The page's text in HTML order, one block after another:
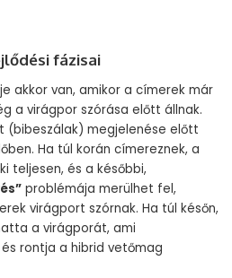
fázisai
akkor van, amikor a címerek már
a virágpor szórása előtt állnak.
(bibeszálak) megjelenése előtt
Ha túl korán címereznek, a
teljesen, és a későbbi,
problémája merülhet fel,
virágport szórnak. Ha túl későn,
a virágporát, ami
rontja a hibrid vetőmag